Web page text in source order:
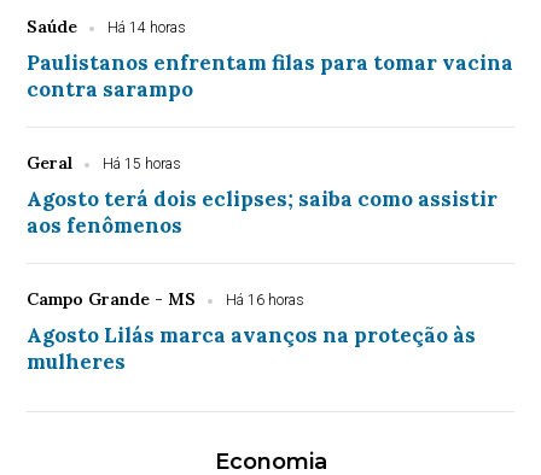
Saúde Há 14 horas
Paulistanos enfrentam filas para tomar vacina
contra sarampo
Geral Há 15 horas
Agosto terá dois eclipses; saiba como assistir
aos fenômenos
Campo Grande - MS Há 16 horas
Agosto Lilás marca avanços na proteção às
mulheres
Economia